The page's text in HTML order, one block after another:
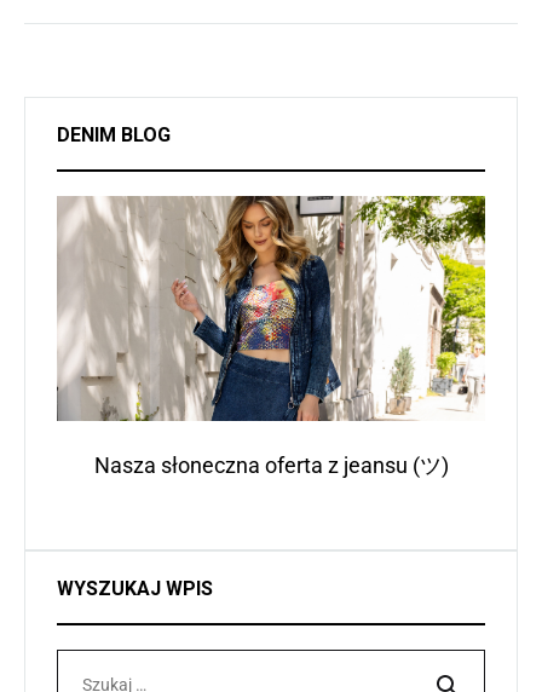
DENIM BLOG
Nasza słoneczna oferta z jeansu (ツ)
WYSZUKAJ WPIS